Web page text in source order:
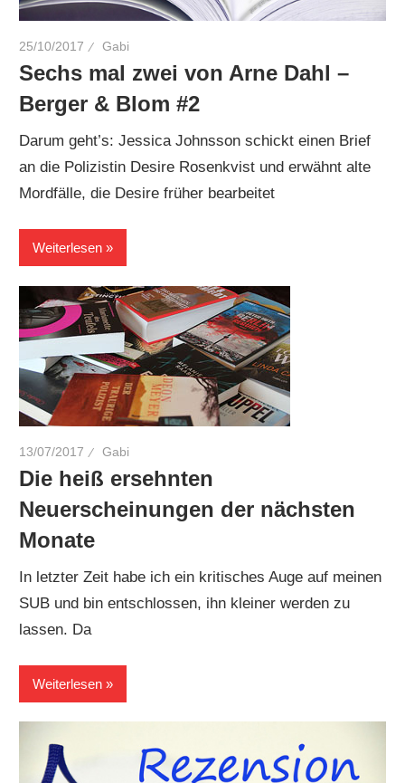
25/10/2017 Gabi
Sechs mal zwei von Arne Dahl –
Berger & Blom #2
Darum geht’s: Jessica Johnsson schickt einen Brief
an die Polizistin Desire Rosenkvist und erwähnt alte
Mordfälle, die Desire früher bearbeitet
Weiterlesen
13/07/2017 Gabi
Die heiß ersehnten
Neuerscheinungen der nächsten
Monate
In letzter Zeit habe ich ein kritisches Auge auf meinen
SUB und bin entschlossen, ihn kleiner werden zu
lassen. Da
Weiterlesen